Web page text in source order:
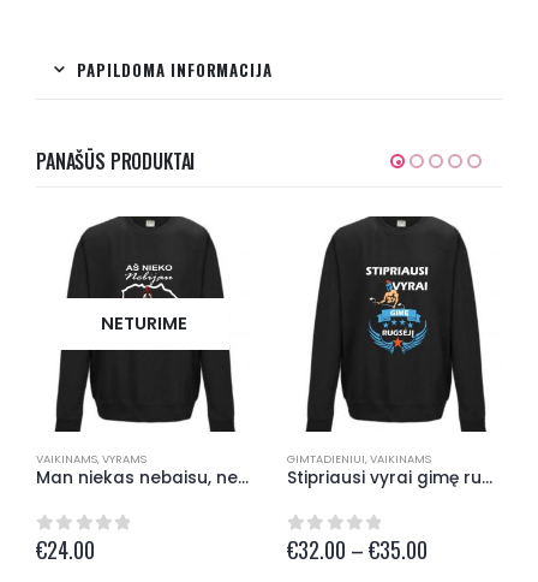
PAPILDOMA INFORMACIJA
PANAŠŪS PRODUKTAI
NETURIME
VAIKINAMS,VYRAMS
Man niekas nebaisu, nes lietuvis esu Džemperis
0out of 5
€24.00
GIMTADIENIUI,VAIKINAMS
Stipriausi vyrai gimę rugsėjį Džemperis
0out of 5
€32.00 –€35.00